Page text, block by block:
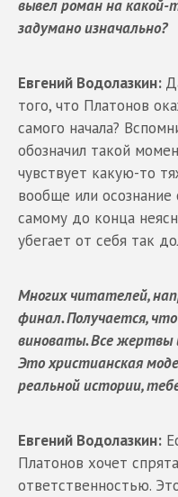
вывел роман на какой-
задумано изначально?
Евгений Водолазкин:
того, что Платонов
самого начала?
обозначил такой
чувствует какую-то
вообще или
самому до конца
убегает от себя так
Многих читателей,
финал. Получается,
виноваты. Все жертвы
Это христианская
реальной истории,
Евгений Водолазкин:
Платонов хочет
ответственностью.